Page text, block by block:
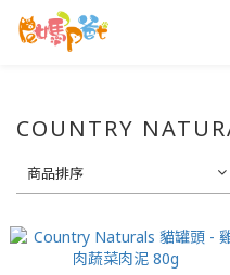
COUNTRY
商品排序